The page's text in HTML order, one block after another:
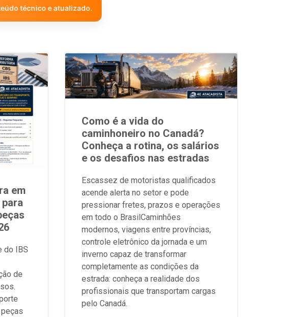
técnico e atualizado.
em
do IBS
de
Como é a vida do
caminhoneiro no Canadá?
Conheça a rotina, os salários
e os desafios nas estradas
Escassez de motoristas qualificados
acende alerta no setor e pode
pressionar fretes, prazos e operações
em todo o BrasilCaminhões
modernos, viagens entre províncias,
controle eletrônico da jornada e um
inverno capaz de transformar
completamente as condições da
estrada: conheça a realidade dos
profissionais que transportam cargas
pelo Canadá.